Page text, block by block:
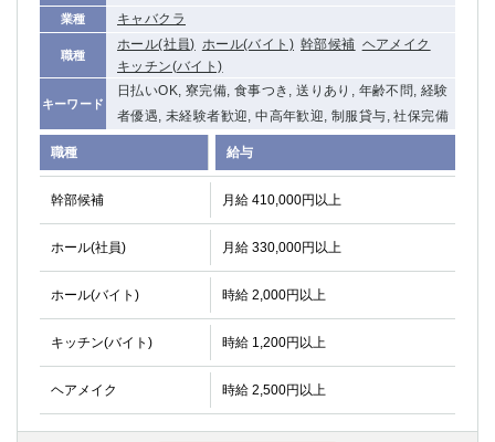
業種 キャバクラ
職種
ホール(社員) ホール(バイト) 幹部候補 ヘアメイク
キッチン(バイト)
キーワード
日払いOK, 寮完備, 食事つき, 送りあり, 年齢不問, 経験
者優遇, 未経験者歓迎, 中高年歓迎, 制服貸与, 社保完備
職種 給与
幹部候補 月給 410,000円以上
ホール(社員) 月給 330,000円以上
ホール(バイト) 時給 2,000円以上
キッチン(バイト) 時給 1,200円以上
ヘアメイク 時給 2,500円以上
府中
ひばりヶ丘（北口）
学芸大学
吉祥寺（南口／公園口）
自由が丘
吉祥寺（北口／東口）
四谷
下北沢・経堂
金町（北口）
成増駅徒歩3分の好立地！
三軒茶屋（南口）
①歌舞伎町 ②新宿 ③新宿三丁目 ④西
①歌舞伎町 ②新宿 ③西部新宿 ③東新宿
①歌舞伎町 ②新宿
①銀座 ②新橋
錦糸町(南口)
蒲田(西口)
清瀬（南口）
①東武練馬 ②成増・板橋 ③大山 ②池袋
池袋東口
金町
大井町
亀戸
水道橋